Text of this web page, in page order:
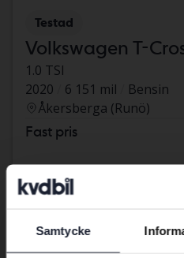
Samtycke
Testad
Volkswagen T-
1.0 TSI
2020
6 151 mil
Bensin
Åkersberga (Runö)
Fast pris
Preferred